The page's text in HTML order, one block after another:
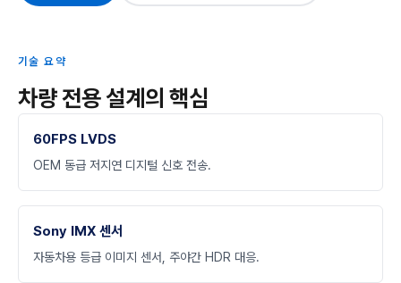
기술 요약
차량 전용 설계의 핵심
60FPS LVDS
OEM 동급 저지연 디지털 신호 전송.
Sony IMX 센서
자동차용 등급 이미지 센서, 주야간 HDR 대응.